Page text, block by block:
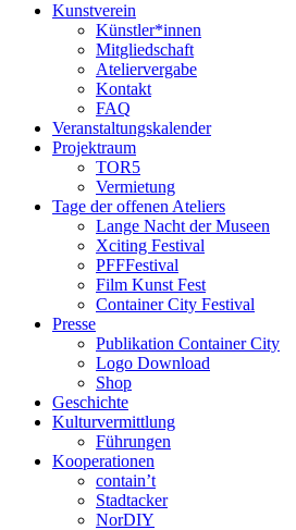
Kunstverein
Künstler*innen
Mitgliedschaft
Ateliervergabe
Kontakt
FAQ
Veranstaltungskalender
Projektraum
TOR5
Vermietung
Tage der offenen Ateliers
Lange Nacht der Museen
Xciting Festival
PFFFestival
Film Kunst Fest
Container City Festival
Presse
Publikation Container City
Logo Download
Shop
Geschichte
Kulturvermittlung
Führungen
Kooperationen
contain’t
Stadtacker
NorDIY